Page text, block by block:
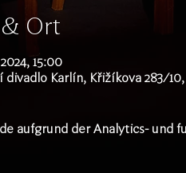
Ort
15:00
divadlo Karlín, Křižíkova 283/
aufgrund der Analytics- und